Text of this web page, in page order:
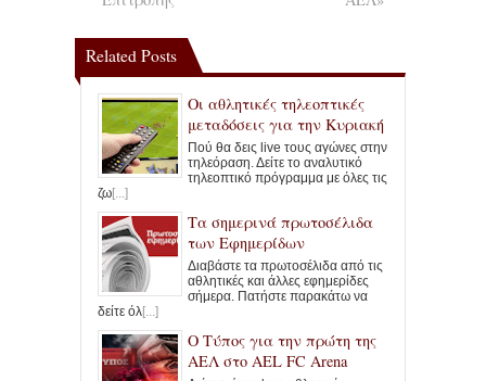
Related Posts
Οι αθλητικές τηλεοπτικές
μεταδόσεις για την Κυριακή
Πού θα δεις live τους αγώνες στην
τηλεόραση. Δείτε το αναλυτικό
τηλεοπτικό πρόγραμμα με όλες τις
ζω[...]
Τα σημερινά πρωτοσέλιδα
των Εφημερίδων
Διαβάστε τα πρωτοσέλιδα από τις
αθλητικές και άλλες εφημερίδες
σήμερα. Πατήστε παρακάτω να
δείτε όλ[...]
Ο Τύπος για την πρώτη της
ΑΕΛ στο AEL FC Arena